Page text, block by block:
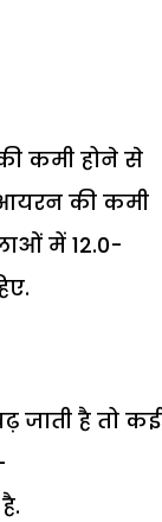
कमी होने से
आयरन की कमी
में 12.0-
जाती है तो कई